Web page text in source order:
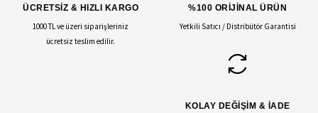
ÜCRETSİZ & HIZLI KARGO
1000 TL ve üzeri siparişleriniz
ücretsiz teslim edilir.
%100 ORİJİNAL ÜRÜN
Yetkili Satıcı / Distribütör Garantisi
KOLAY DEĞİŞİM & İADE